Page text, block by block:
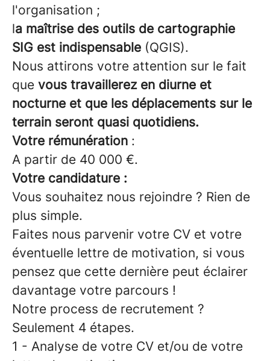
l'organisation ;
la maîtrise des outils de cartographie
SIG est indispensable (QGIS).
Nous attirons votre attention sur le fait
que vous travaillerez en diurne et
nocturne et que les déplacements sur le
terrain seront quasi quotidiens.
Votre rémunération :
A partir de 40 000 €.
Votre candidature :
Vous souhaitez nous rejoindre ? Rien de
plus simple.
Faites nous parvenir votre CV et votre
éventuelle lettre de motivation, si vous
pensez que cette dernière peut éclairer
davantage votre parcours !
Notre process de recrutement ?
Seulement 4 étapes.
1 - Analyse de votre CV et/ou de votre